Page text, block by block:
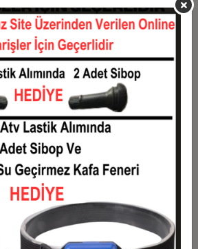
TL
27.998,49 TL
TL 28.457,48 TL
Tutarı
Toplam Tutar
TL
TL
22.949,58 TL
8.185,35 TL
6.253,76 TL
25.015,05 TL
5.094,81 TL
25.474,04 TL